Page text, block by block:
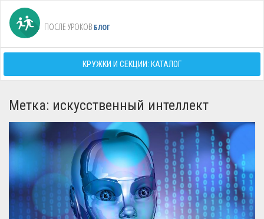
ПОСЛЕ УРОКОВ БЛОГ
КРУЖКИ И СЕКЦИИ: КАТАЛОГ
Метка: искусственный интеллект